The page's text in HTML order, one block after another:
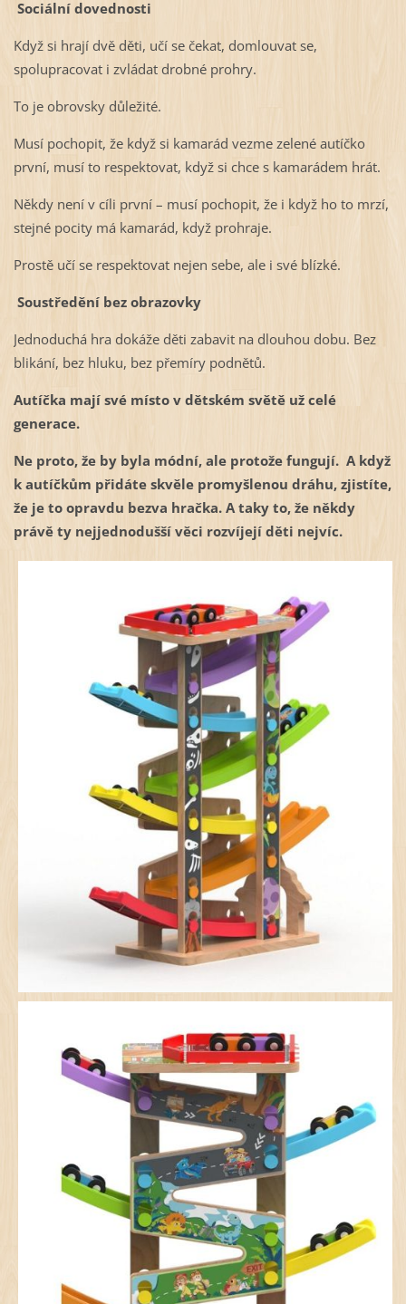
Sociální dovednosti
Když si hrají dvě děti, učí se čekat, domlouvat se,
spolupracovat i zvládat drobné prohry.
To je obrovsky důležité.
Musí pochopit, že když si kamarád vezme zelené autíčko
první, musí to respektovat, když si chce s kamarádem hrát.
Někdy není v cíli první – musí pochopit, že i když ho to mrzí,
stejné pocity má kamarád, když prohraje.
Prostě učí se respektovat nejen sebe, ale i své blízké.
Soustředění bez obrazovky
Jednoduchá hra dokáže děti zabavit na dlouhou dobu. Bez
blikání, bez hluku, bez přemíry podnětů.
Autíčka mají své místo v dětském světě už celé
generace.
Ne proto, že by byla módní, ale protože fungují. A když
k autíčkům přidáte skvěle promyšlenou dráhu, zjistíte,
že je to opravdu bezva hračka. A taky to, že někdy
právě ty nejjednodušší věci rozvíjejí děti nejvíc.